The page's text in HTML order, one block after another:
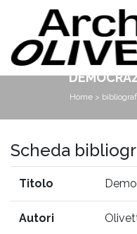
Home>
Scheda
Titolo
Autori